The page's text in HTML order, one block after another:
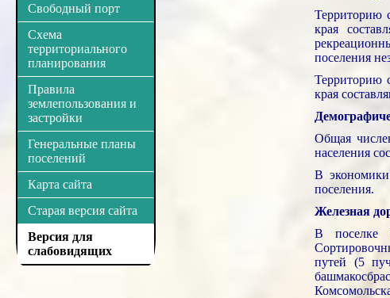
Свободный порт
Схема
территориального
планирования
Правила
землепользования и
застройки
Генеральные планы
поселений
Карта сайта
Старая версия сайта
Версия для
слабовидящих
Территорию
края
поселения
Территорию
края
Общая
населения
В экономики
поселения.
Железная
В поселке
путей (5